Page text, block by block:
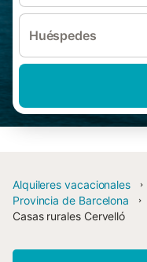
Huéspedes
Alquileres vacacionales
Provincia de Barcelona
Casas rurales Cervelló